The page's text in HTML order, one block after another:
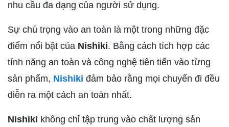
nhu cầu đa dạng của người sử dụng.
Sự chú trọng vào an toàn là một trong những đặc
điểm nổi bật của Nishiki. Bằng cách tích hợp các
tính năng an toàn và công nghệ tiên tiến vào từng
sản phẩm, Nishiki đảm bảo rằng mọi chuyến đi đều
diễn ra một cách an toàn nhất.
Nishiki không chỉ tập trung vào chất lượng sản